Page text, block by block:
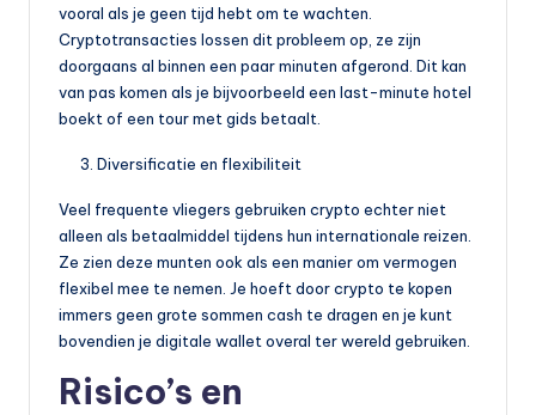
vooral als je geen tijd hebt om te wachten.
Cryptotransacties lossen dit probleem op, ze zijn
doorgaans al binnen een paar minuten afgerond. Dit kan
van pas komen als je bijvoorbeeld een last-minute hotel
boekt of een tour met gids betaalt.
Diversificatie en flexibiliteit
Veel frequente vliegers gebruiken crypto echter niet
alleen als betaalmiddel tijdens hun internationale reizen.
Ze zien deze munten ook als een manier om vermogen
flexibel mee te nemen. Je hoeft door crypto te kopen
immers geen grote sommen cash te dragen en je kunt
bovendien je digitale wallet overal ter wereld gebruiken.
Risico’s en